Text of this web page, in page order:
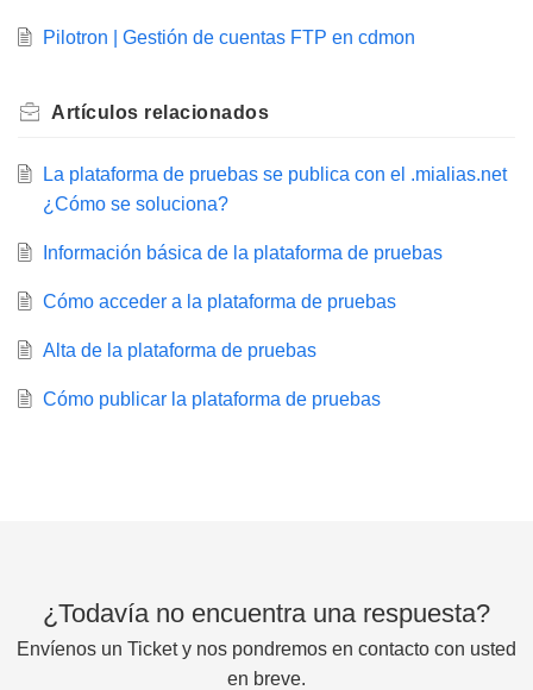
Pilotron | Gestión de cuentas FTP en cdmon
Artículos relacionados
La plataforma de pruebas se publica con el .mialias.net
¿Cómo se soluciona?
Información básica de la plataforma de pruebas
Cómo acceder a la plataforma de pruebas
Alta de la plataforma de pruebas
Cómo publicar la plataforma de pruebas
¿Todavía no encuentra una respuesta?
Envíenos un Ticket y nos pondremos en contacto con usted
en breve.